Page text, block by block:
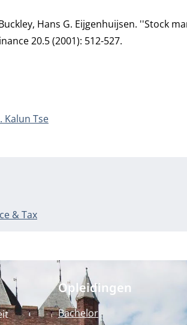
Buckley, Hans G. Eijgenhuijsen. ''Stock
20.5 (2001): 512-527.
Kalun Tse
& Tax
Opleidingen
Bachelor